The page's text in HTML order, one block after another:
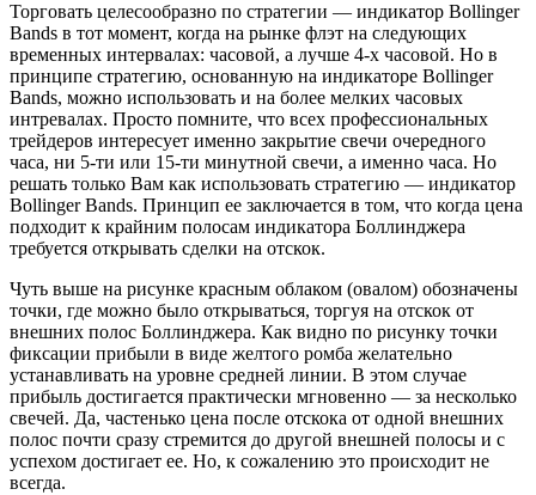
Торговать целесообразно по стратегии — индикатор Bollinger
Bands в тот момент, когда на рынке флэт на следующих
временных интервалах: часовой, а лучше 4-х часовой. Но в
принципе стратегию, основанную на индикаторе Bollinger
Bands, можно использовать и на более мелких часовых
интревалах. Просто помните, что всех профессиональных
трейдеров интересует именно закрытие свечи очередного
часа, ни 5-ти или 15-ти минутной свечи, а именно часа. Но
решать только Вам как использовать стратегию — индикатор
Bollinger Bands. Принцип ее заключается в том, что когда цена
подходит к крайним полосам индикатора Боллинджера
требуется открывать сделки на отскок.
Чуть выше на рисунке красным облаком (овалом) обозначены
точки, где можно было открываться, торгуя на отскок от
внешних полос Боллинджера. Как видно по рисунку точки
фиксации прибыли в виде желтого ромба желательно
устанавливать на уровне средней линии. В этом случае
прибыль достигается практически мгновенно — за несколько
свечей. Да, частенько цена после отскока от одной внешних
полос почти сразу стремится до другой внешней полосы и с
успехом достигает ее. Но, к сожалению это происходит не
всегда.